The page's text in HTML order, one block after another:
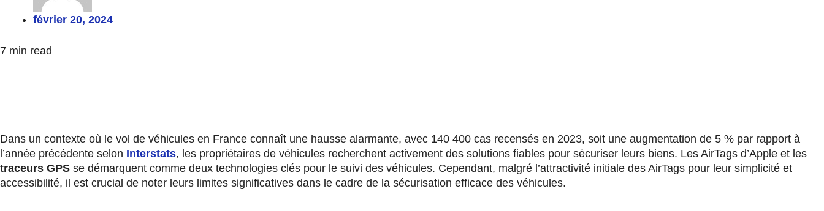
février 20, 2024
7 min read
Dans un contexte où le vol de véhicules en France connaît une hausse alarmante, avec 140 400 cas recensés en 2023, soit une augmentation de 5 % par rapport à
l’année précédente selon Interstats, les propriétaires de véhicules recherchent activement des solutions fiables pour sécuriser leurs biens. Les AirTags d’Apple et les
traceurs GPS se démarquent comme deux technologies clés pour le suivi des véhicules. Cependant, malgré l’attractivité initiale des AirTags pour leur simplicité et
accessibilité, il est crucial de noter leurs limites significatives dans le cadre de la sécurisation efficace des véhicules.